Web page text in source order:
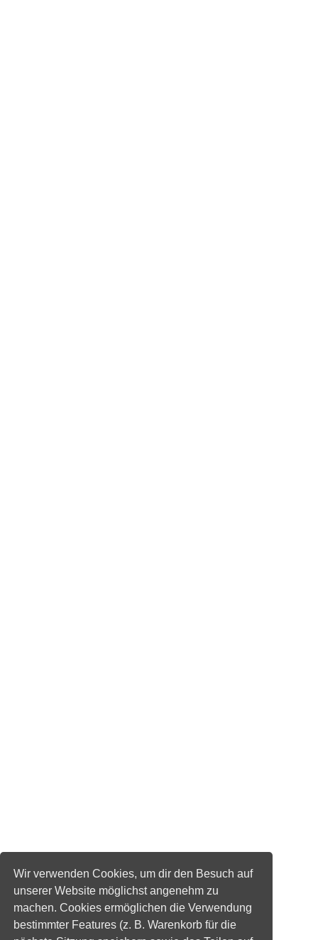
Wir verwenden Cookies, um dir den Besuch auf
unserer Website möglichst angenehm zu
machen. Cookies ermöglichen die Verwendung
bestimmter Features (z. B. Warenkorb für die